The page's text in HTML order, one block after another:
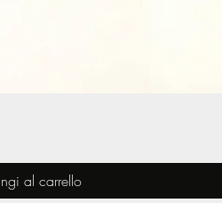
al carrello